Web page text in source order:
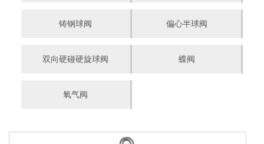
铸钢球阀 偏心半球阀
双向硬碰硬旋球阀 蝶阀
氧气阀